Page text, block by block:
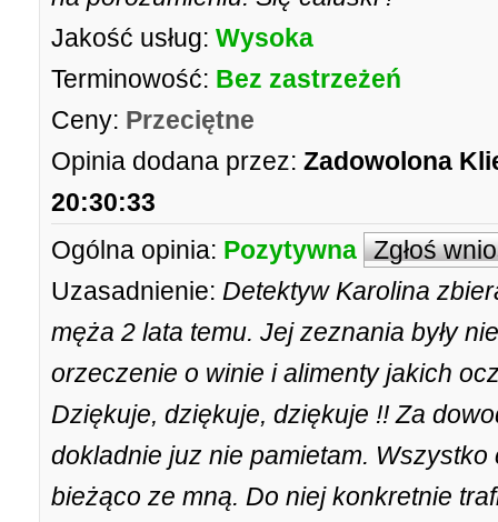
Jakość usług: Wysoka
Terminowość: Bez zastrzeżeń
Ceny: Przeciętne
Opinia dodana przez: Zadowolona
20:30:33
Ogólna opinia: Pozytywna Zgłoś
Uzasadnienie: Detektyw Karolina
męża 2 lata temu. Jej zeznania były
orzeczenie o winie i alimenty jakich
Dziękuje, dziękuje, dziękuje !! Za
dokladnie juz nie pamietam. Wszystko
bieżąco ze mną. Do niej konkretnie